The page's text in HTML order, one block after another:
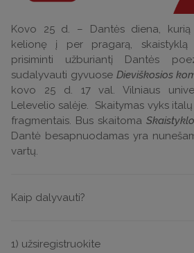
Kovo 25 d. – Dantės diena,
kelionę į per pragarą, skaistyklą
prisiminti užburiantį Dantės
sudalyvauti gyvuose Dieviškosios
kovo 25 d. 17 val. Vilniaus
Lelevelio salėje. Skaitymas vyks
fragmentais. Bus skaitoma
Dantė besapnuodamas yra
vartų.
Kaip dalyvauti?
1) užsiregistruokite